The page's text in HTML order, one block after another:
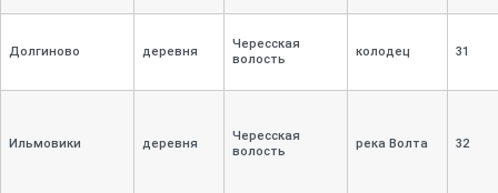
Долгиново деревня
Чересская
волость
колодец 31
Ильмовики деревня
Чересская
волость
река Волта 32